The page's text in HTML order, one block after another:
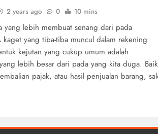
2 years ago 0 10 mins
yang lebih membuat senang dari pada
yang tiba-tiba muncul dalam rekening
kejutan yang cukup umum adalah
lebih besar dari pada yang kita duga.
pajak, atau hasil penjualan barang,